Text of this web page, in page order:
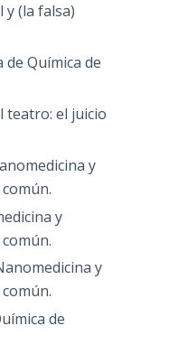
y (la falsa)
de Química de
teatro: el juicio
y
y
y
de